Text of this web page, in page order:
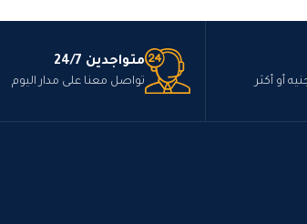
متواجدين 24/7
تواصل معنا على مدار اليوم